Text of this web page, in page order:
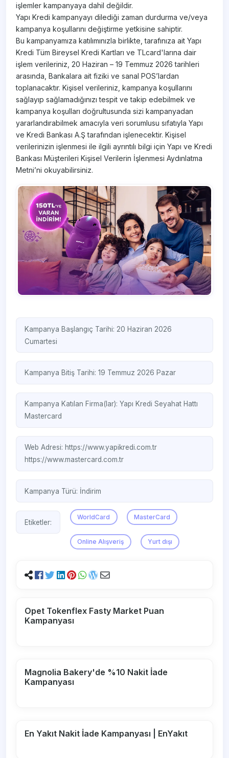
işlemler kampanyaya dahil değildir.
Yapı Kredi kampanyayı dilediği zaman durdurma ve/veya
kampanya koşullarını değiştirme yetkisine sahiptir.
Bu kampanyamıza katılımınızla birlikte, tarafınıza ait Yapı
Kredi Tüm Bireysel Kredi Kartları ve TLcard'larına dair
işlem verileriniz, 20 Haziran – 19 Temmuz 2026 tarihleri
arasında, Bankalara ait fiziki ve sanal POS’lardan
toplanacaktır. Kişisel verileriniz, kampanya koşullarını
sağlayıp sağlamadığınızı tespit ve takip edebilmek ve
kampanya koşulları doğrultusunda sizi kampanyadan
yararlandırabilmek amacıyla veri sorumlusu sıfatıyla Yapı
ve Kredi Bankası A.Ş tarafından işlenecektir. Kişisel
verilerinizin işlenmesi ile ilgili ayrıntılı bilgi için Yapı ve Kredi
Bankası Müşterileri Kişisel Verilerin İşlenmesi Aydınlatma
Metni’ni okuyabilirsiniz.
Kampanya Başlangıç Tarihi: 20 Haziran 2026
Cumartesi
Kampanya Bitiş Tarihi: 19 Temmuz 2026 Pazar
Kampanya Katılan Firma(lar):Yapı Kredi Seyahat Hattı
Mastercard
Web Adresi: https://www.yapikredi.com.tr
https://www.mastercard.com.tr
Kampanya Türü: İndirim
Etiketler:
WorldCard MasterCard
Online Alışveriş Yurt dışı
Opet Tokenflex Fasty Market Puan
Kampanyası
Magnolia Bakery'de %10 Nakit İade
Kampanyası
En Yakıt Nakit İade Kampanyası | EnYakıt